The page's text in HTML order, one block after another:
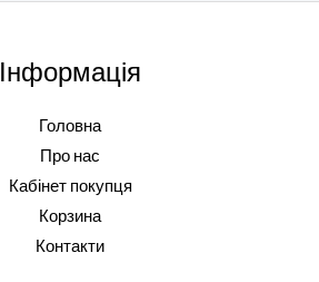
Інформація
Головна
Про нас
Кабінет покупця
Корзина
Контакти